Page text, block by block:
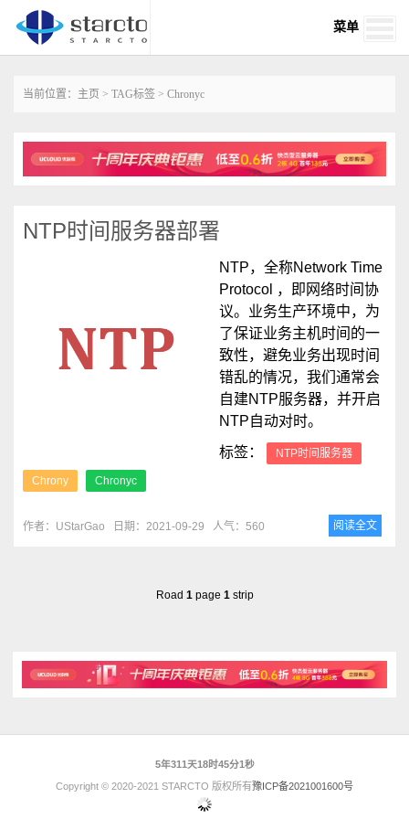
菜单
当前位置： 主页 > TAG标签 > Chronyc
NTP时间服务器部署
NTP，全称Network Time
Protocol ，即网络时间协
议。业务生产环境中，为
了保证业务主机时间的一
致性，避免业务出现时间
错乱的情况，我们通常会
自建NTP服务器，并开启
NTP自动对时。
标签：
NTP时间服务器
Chrony Chronyc
作者：UStarGao 日期：2021-09-29 人气：560 阅读全文
Road 1page 1strip
5年311天18时45分1秒
Copyright © 2020-2021 STARCTO 版权所有豫ICP备2021001600号